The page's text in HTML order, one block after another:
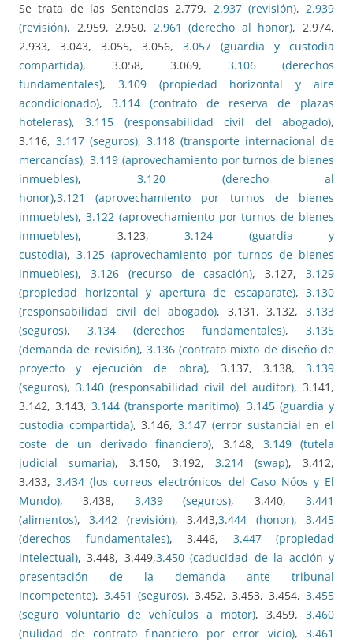
Se trata de las Sentencias 2.779, 2.937 (revisión), 2.939
(revisión), 2.959, 2.960, 2.961 (derecho al honor), 2.974,
2.933, 3.043, 3.055, 3.056, 3.057 (guardia y custodia
compartida), 3.058, 3.069, 3.106 (derechos
fundamentales), 3.109 (propiedad horizontal y aire
acondicionado), 3.114 (contrato de reserva de plazas
hoteleras),3.115 (responsabilidad civil del abogado),
3.116, 3.117 (seguros), 3.118 (transporte internacional de
mercancías), 3.119 (aprovechamiento por turnos de bienes
inmuebles),3.120 (derecho al
honor),3.121 (aprovechamiento por turnos de bienes
inmuebles), 3.122 (aprovechamiento por turnos de bienes
inmuebles), 3.123, 3.124 (guardia y
custodia),3.125 (aprovechamiento por turnos de bienes
inmuebles), 3.126 (recurso de casación), 3.127,3.129
(propiedad horizontal y apertura de escaparate), 3.130
(responsabilidad civil del abogado), 3.131, 3.132, 3.133
(seguros), 3.134 (derechos fundamentales), 3.135
(demanda de revisión), 3.136 (contrato mixto de diseño de
proyecto y ejecución de obra), 3.137, 3.138,3.139
(seguros), 3.140 (responsabilidad civil del auditor), 3.141,
3.142, 3.143, 3.144 (transporte marítimo),3.145 (guardia y
custodia compartida), 3.146,3.147 (error sustancial en el
coste de un derivado financiero), 3.148, 3.149 (tutela
judicial sumaria), 3.150, 3.192, 3.214 (swap), 3.412,
3.433,3.434 (los correos electrónicos del Caso Nóos y El
Mundo), 3.438, 3.439 (seguros), 3.440,3.441
(alimentos),3.442 (revisión), 3.443,3.444 (honor), 3.445
(derechos fundamentales), 3.446, 3.447 (propiedad
intelectual), 3.448, 3.449,3.450 (caducidad de la acción y
presentación de la demanda ante tribunal
incompetente), 3.451 (seguros), 3.452, 3.453, 3.454, 3.455
(seguro voluntario de vehículos a motor), 3.459, 3.460
(nulidad de contrato financiero por error vicio),3.461